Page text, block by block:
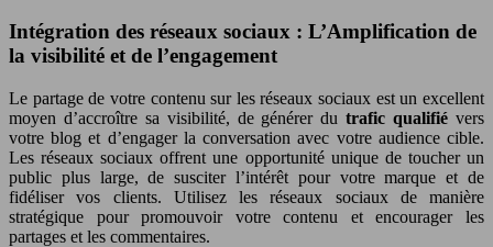
Intégration des réseaux sociaux : L’Amplification de
la visibilité et de l’engagement
Le partage de votre contenu sur les réseaux sociaux est un excellent
moyen d’accroître sa visibilité, de générer dutrafic qualifiévers
votre blog et d’engager la conversation avec votre audience cible.
Les réseaux sociaux offrent une opportunité unique de toucher un
public plus large, de susciter l’intérêt pour votre marque et de
fidéliser vos clients. Utilisez les réseaux sociaux de manière
stratégique pour promouvoir votre contenu et encourager les
partages et les commentaires.